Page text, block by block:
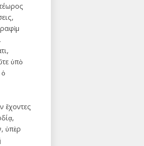
ὑπὸ
ὁ
ἔχοντες
ὑπὲρ